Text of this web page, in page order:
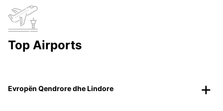
Top Airports
Evropën Qendrore dhe Lindore